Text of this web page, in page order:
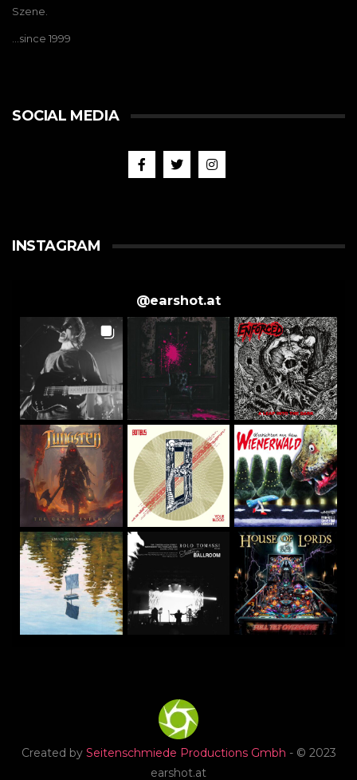
Szene.
…since 1999
SOCIAL MEDIA
INSTAGRAM
@earshot.at
Created by Seitenschmiede Productions Gmbh - © 2023
earshot.at